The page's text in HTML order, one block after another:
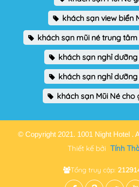
khách sạn view biển
khách sạn mũi né trung
khách sạn nghỉ dưỡng
khách sạn nghỉ dưỡng
khách sạn Mũi Né cho
© Copyright 2021. 1001 Night Hotel .
Thiết kế bởi Tính
Tổng truy cập: